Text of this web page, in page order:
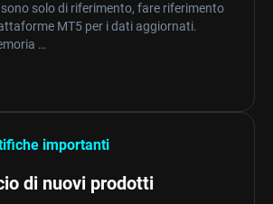
solo di riferimento, fare riferimento
MT5 per i dati aggiornati.
…
importanti
di nuovi prodotti